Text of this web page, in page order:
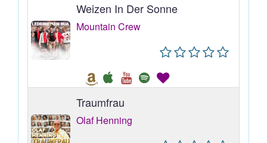
Weizen In Der Sonne
Mountain Crew
Traumfrau
Olaf Henning